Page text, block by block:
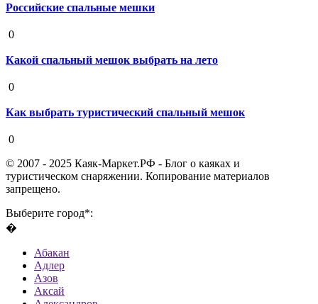
Российские спальные мешки
0
Какой спальный мешок выбрать на лето
0
Как выбрать туристический спальный мешок
0
© 2007 - 2025 Каяк-Маркет.РФ - Блог о каяках и
туристическом снаряжении. Копирование материалов
запрещено.
Выберите город*:
�
Абакан
Адлер
Азов
Аксай